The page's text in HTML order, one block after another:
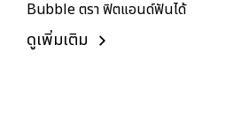
Bubble ตรา ฟิตแอนด์ฟันได้
ดูเพิ่มเติม